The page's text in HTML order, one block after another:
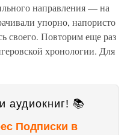
направления — на
упорно, напористо
своего. Повторим еще раз
хронологии. Для
аудиокниг! 📚
Подписки в